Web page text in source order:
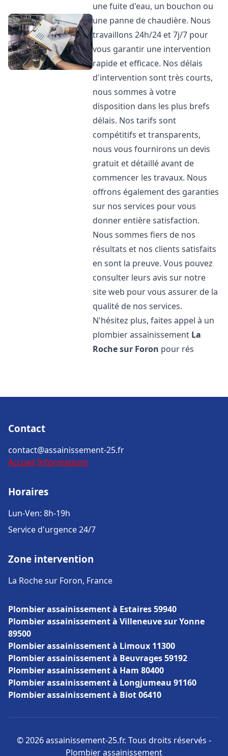
une fuite d'eau, un bouchon ou
une panne de chaudière. Nous
travaillons 24h/24 et 7j/7 pour
vous garantir une intervention
rapide et efficace. Nos délais
d'intervention sont très courts,
nous sommes à votre
disposition dans les plus brefs
délais. Nos tarifs sont
compétitifs et transparents,
nous vous fournirons un devis
gratuit et détaillé avant de
commencer les travaux. Nous
offrons également des garanties
sur nos services pour vous
donner entière satisfaction.
Nous sommes fiers de nos
résultats et nos clients satisfaits
en sont la preuve. Vous pouvez
consulter leurs avis sur notre
site web pour vous assurer de la
qualité de nos services.
N'hésitez plus, faites appel à un
plombier assainissement La
Roche sur Foron pour rés
Contact
contact@assainissement-25.fr
Accueil Informations
Horaires
Lun-Ven: 8h-19h
Service d'urgence 24/7
Zone intervention
La Roche sur Foron, France
Plombier assainissement à Estaires 59940
Plombier assainissement à Villeneuve sur Yonne
89500
Plombier assainissement à Limoux 11300
Plombier assainissement à Beuvrages 59192
Plombier assainissement à Ham 80400
Plombier assainissement à Longjumeau 91160
Plombier assainissement à Biot 06410
© 2026 assainissement-25.fr. Tous droits réservés -
Plombier assainissement